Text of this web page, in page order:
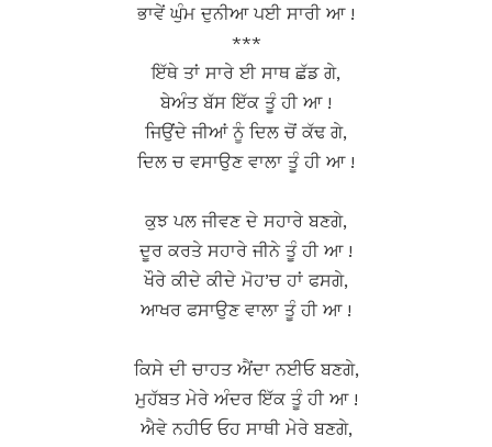
ਭਾਵੇਂ ਘੁੰਮ ਦੁਨੀਆ ਪਈ ਸਾਰੀ ਆ !
***
ਇੱਥੇ ਤਾਂ ਸਾਰੇ ਈ ਸਾਥ ਛੱਡ ਗੇ,
ਬੇਅੰਤ ਬੱਸ ਇੱਕ ਤੂੰ ਹੀ ਆ !
ਜਿਉਂਦੇ ਜੀਆਂ ਨੂੰ ਦਿਲ ਚੋਂ ਕੱਢ ਗੇ,
ਦਿਲ ਚ ਵਸਾਉਣ ਵਾਲਾ ਤੂੰ ਹੀ ਆ !
ਕੁਝ ਪਲ ਜੀਵਣ ਦੇ ਸਹਾਰੇ ਬਣਗੇ,
ਦੂਰ ਕਰਤੇ ਸਹਾਰੇ ਜੀਨੇ ਤੂੰ ਹੀ ਆ !
ਖੌਰੇ ਕੀਦੇ ਕੀਦੇ ਮੋਹ’ਚ ਹਾਂ ਫਸਗੇ,
ਆਖਰ ਫਸਾਉਣ ਵਾਲਾ ਤੂੰ ਹੀ ਆ !
ਕਿਸੇ ਦੀ ਚਾਹਤ ਐਂਦਾ ਨਈਓ ਬਣਗੇ,
ਮੁਹੱਬਤ ਮੇਰੇ ਅੰਦਰ ਇੱਕ ਤੂੰ ਹੀ ਆ !
ਐਵੇ ਨਹੀਓ ਓਹ ਸਾਥੀ ਮੇਰੇ ਬਣਗੇ,